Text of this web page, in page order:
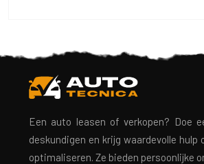
Een auto leasen of verkopen? Doe
deskundigen en krijg waardevolle
optimaliseren. Ze bieden persoonlijke